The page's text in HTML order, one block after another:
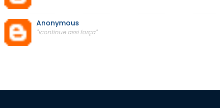
Anonymous
"icontinue assi força"